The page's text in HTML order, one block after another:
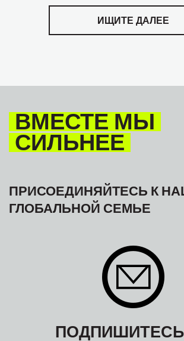
ИЩИТЕ ДАЛЕЕ
ВМЕСТЕ МЫ
СИЛЬНЕЕ
ПРИСОЕДИНЯЙТЕСЬ К
ГЛОБАЛЬНОЙ СЕМЬЕ